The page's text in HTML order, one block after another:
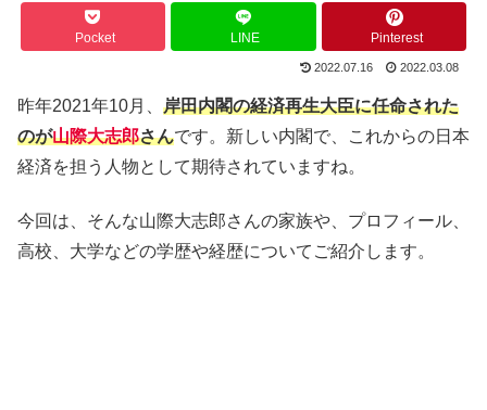
Pocket LINE Pinterest
2022.07.16 2022.03.08
昨年2021年10月、 岸田内閣の経済再生大臣に任命された
のが山際大志郎さんです。新しい内閣で、これからの日本
経済を担う人物として期待されていますね。
今回は、そんな山際大志郎さんの家族や、プロフィール、
高校、大学などの学歴や経歴についてご紹介します。